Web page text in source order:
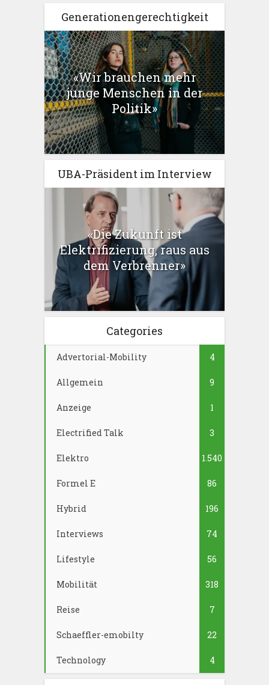
Generationengerechtigkeit
«Wir brauchen mehr
junge Menschen in der
Politik»
UBA-Präsident im Interview
«Die Zukunft ist
Elektrifizierung, raus aus
dem Verbrenner»
Categories
Advertorial-Mobility 4
Allgemein 9
Anzeige 1
Electrified Talk 3
Elektro 1.540
Formel E 86
Hybrid 196
Interviews 74
Lifestyle 56
Mobilität 318
Reise 7
Schaeffler-emobilty 22
Technology 4